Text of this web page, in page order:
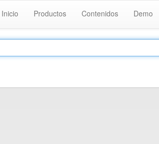
Inicio Productos Contenidos Demo